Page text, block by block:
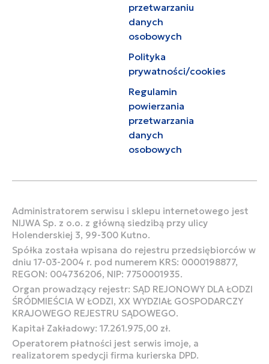
przetwarzaniu
danych
osobowych
Polityka
prywatności/cookies
Regulamin
powierzania
przetwarzania
danych
osobowych
Administratorem serwisu i sklepu internetowego jest
NIJWA Sp. z o.o. z główną siedzibą przy ulicy
Holenderskiej 3, 99-300 Kutno.
Spółka została wpisana do rejestru przedsiębiorców w
dniu 17-03-2004 r. pod numerem KRS: 0000198877,
REGON: 004736206, NIP: 7750001935.
Organ prowadzący rejestr: SĄD REJONOWY DLA ŁODZI
ŚRÓDMIEŚCIA W ŁODZI, XX WYDZIAŁ GOSPODARCZY
KRAJOWEGO REJESTRU SĄDOWEGO.
Kapitał Zakładowy: 17.261.975,00 zł.
Operatorem płatności jest serwis imoje, a
realizatorem spedycji firma kurierska DPD.